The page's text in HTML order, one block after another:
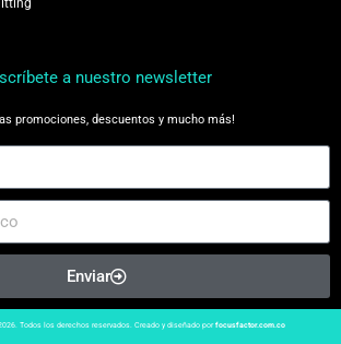
a nuestro newsletter
promociones, descuentos y mucho más!
Enviar
Todos los derechos reservados. Creado y diseñado porfocusfactor.com.co